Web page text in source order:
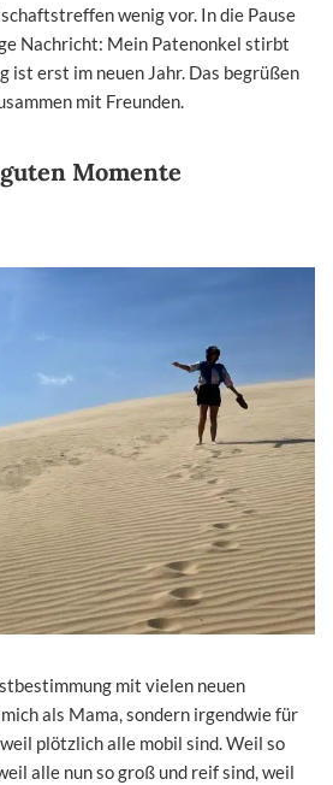
wenig vor. In die Pause
Nachricht: Mein Patenonkel stirbt
ist erst im neuen Jahr. Das begrüßen
mit Freunden.
Momente
mit vielen neuen
als Mama, sondern irgendwie für
plötzlich alle mobil sind. Weil so
alle nun so groß und reif sind, weil